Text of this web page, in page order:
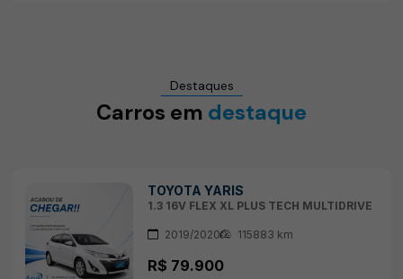
Destaques
Carros em destaque
TOYOTA YARIS
1.3 16V FLEX XL PLUS TECH MULTIDRIVE
2019/2020 115883 km
R$ 79.900